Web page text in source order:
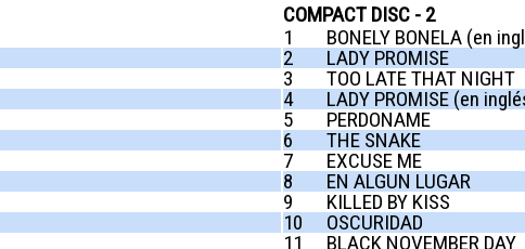
COMPACT DISC - 2
1
BONELY BONELA (en
2
LADY PROMISE
3
TOO LATE THAT NIGHT
4
LADY PROMISE (en
5
PERDONAME
6
THE SNAKE
7
EXCUSE ME
8
EN ALGUN LUGAR
9
KILLED BY KISS
10
OSCURIDAD
11
BLACK NOVEMBER DAY